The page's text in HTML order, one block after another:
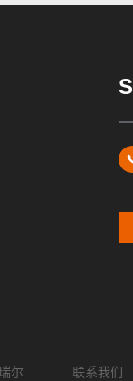
尔 联系我们